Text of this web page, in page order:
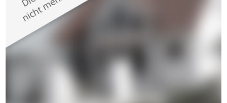
verbindet. Der […]